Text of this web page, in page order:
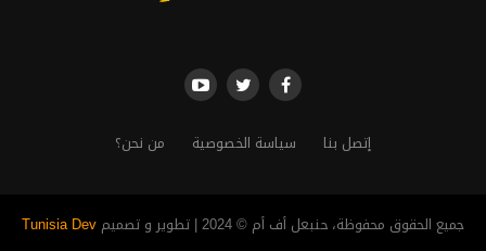
إتصل بنا سياسة الخصوصية من نحن؟
جميع الحقوق محفوظة، حنبعل أف أم © 2024 | تطوير و تصميم Tunisia Dev